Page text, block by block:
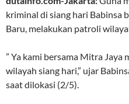
kriminal di siang hari Babinsa
Baru, melakukan patroli
” Ya kami bersama Mitra Jaya
wilayah siang hari,” ujar
saat dilokasi (2/5).